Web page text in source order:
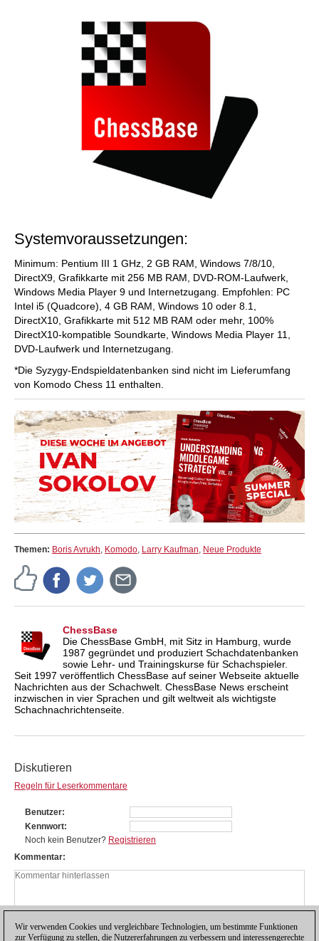
Systemvoraussetzungen:
Minimum: Pentium III 1 GHz, 2 GB RAM, Windows 7/8/10,
DirectX9, Grafikkarte mit 256 MB RAM, DVD-ROM-Laufwerk,
Windows Media Player 9 und Internetzugang. Empfohlen: PC
Intel i5 (Quadcore), 4 GB RAM, Windows 10 oder 8.1,
DirectX10, Grafikkarte mit 512 MB RAM oder mehr, 100%
DirectX10-kompatible Soundkarte, Windows Media Player 11,
DVD-Laufwerk und Internetzugang.
*Die Syzygy-Endspieldatenbanken sind nicht im Lieferumfang
von Komodo Chess 11 enthalten.
Themen: Boris Avrukh, Komodo, Larry Kaufman, Neue Produkte
ChessBase
Die ChessBase GmbH, mit Sitz in Hamburg, wurde
1987 gegründet und produziert Schachdatenbanken
sowie Lehr- und Trainingskurse für Schachspieler.
Seit 1997 veröffentlich ChessBase auf seiner Webseite aktuelle
Nachrichten aus der Schachwelt. ChessBase News erscheint
inzwischen in vier Sprachen und gilt weltweit als wichtigste
Schachnachrichtenseite.
Diskutieren
Regeln für Leserkommentare
Benutzer
Kennwort
Noch kein Benutzer? Registrieren
Kommentar
Wir verwenden Cookies und vergleichbare Technologien, um bestimmte Funktionen
zur Verfügung zu stellen, die Nutzererfahrungen zu verbessern und interessengerechte